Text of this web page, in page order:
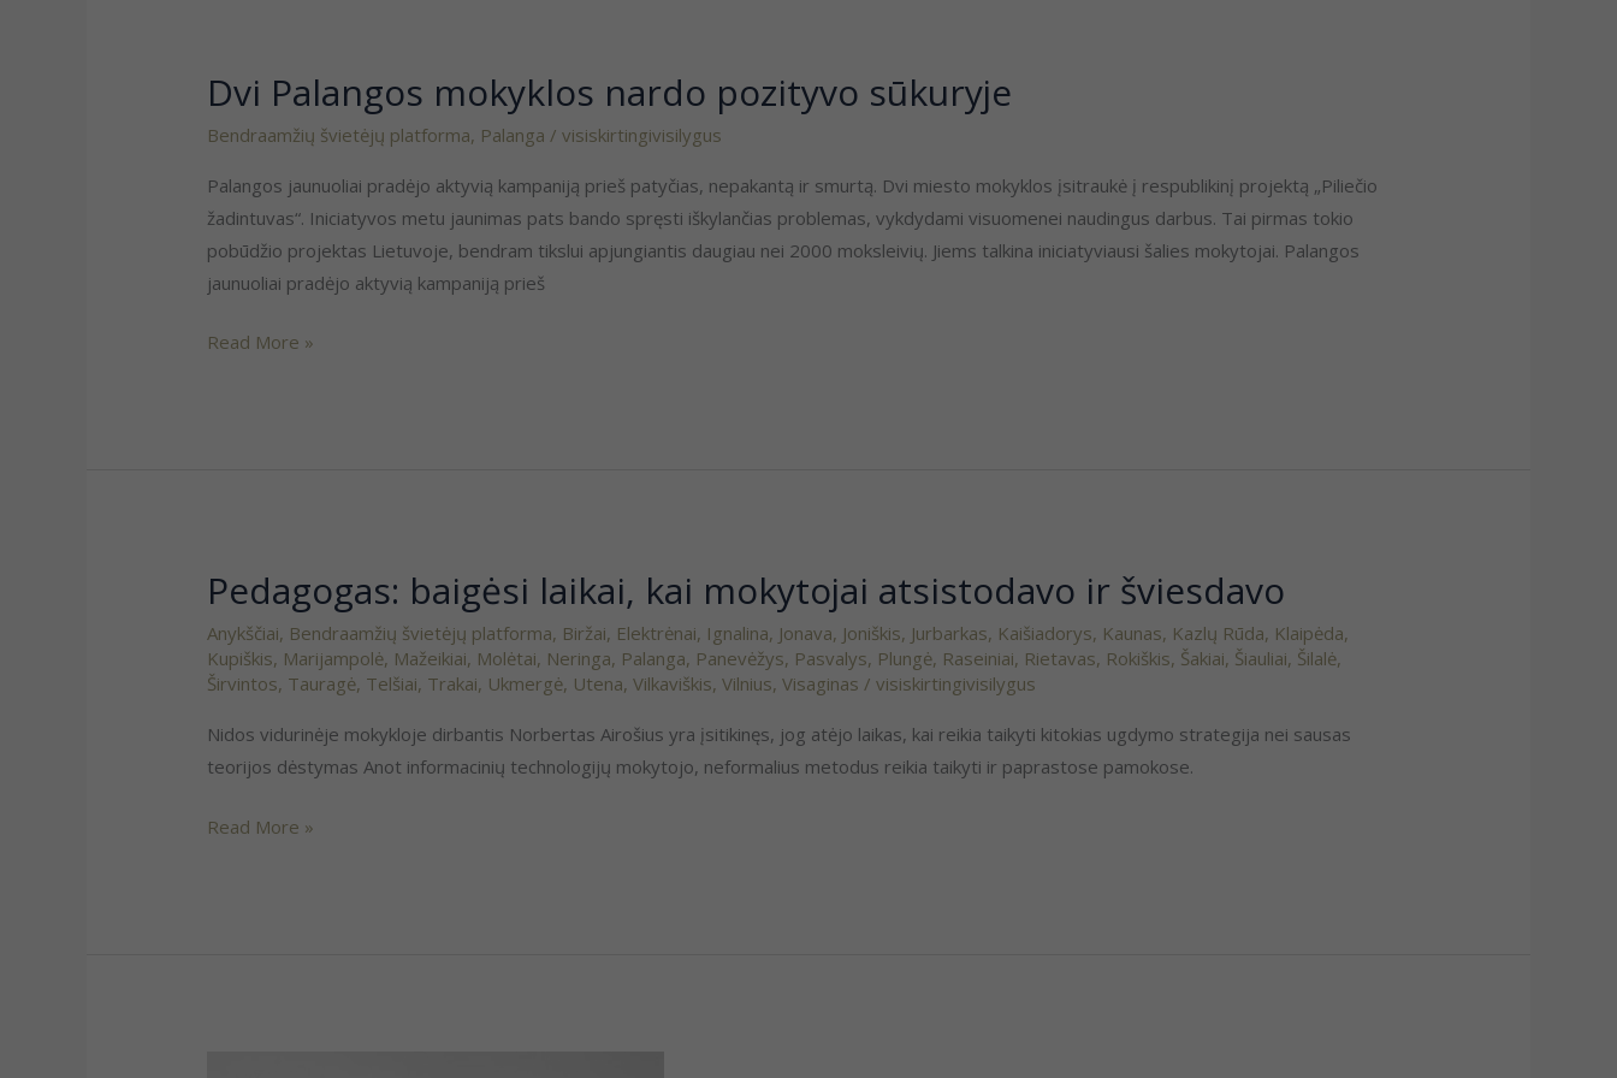
Dvi Palangos mokyklos nardo pozityvo sūkuryje
Bendraamžių švietėjų platforma, Palanga /visiskirtingivisilygus
Palangos jaunuoliai pradėjo aktyvią kampaniją prieš patyčias, nepakantą ir smurtą. Dvi miesto mokyklos įsitraukė į respublikinį projektą „Piliečio
žadintuvas“. Iniciatyvos metu jaunimas pats bando spręsti iškylančias problemas, vykdydami visuomenei naudingus darbus. Tai pirmas tokio
pobūdžio projektas Lietuvoje, bendram tikslui apjungiantis daugiau nei 2000 moksleivių. Jiems talkina iniciatyviausi šalies mokytojai. Palangos
jaunuoliai pradėjo aktyvią kampaniją prieš
Dvi
mokyklos
nardo
pozityvo
sūkuryje
Read More »
Pedagogas: baigėsi laikai, kai mokytojai atsistodavo ir šviesdavo
Anykščiai, Bendraamžių švietėjų platforma, Biržai, Elektrėnai, Ignalina, Jonava, Joniškis, Jurbarkas, Kaišiadorys, Kaunas, Kazlų Rūda, Klaipėda,
Kupiškis, Marijampolė, Mažeikiai, Molėtai, Neringa, Palanga, Panevėžys, Pasvalys, Plungė, Raseiniai, Rietavas, Rokiškis, Šakiai, Šiauliai, Šilalė,
Širvintos, Tauragė, Telšiai, Trakai, Ukmergė, Utena,Vilkaviškis,Vilnius,Visaginas /visiskirtingivisilygus
Nidos vidurinėje mokykloje dirbantis Norbertas Airošius yra įsitikinęs, jog atėjo laikas, kai reikia taikyti kitokias ugdymo strategija nei sausas
teorijos dėstymas Anot informacinių technologijų mokytojo, neformalius metodus reikia taikyti ir paprastose pamokose.
Pedagogas:
laikai,
kai
atsistodavo
ir
Read More »